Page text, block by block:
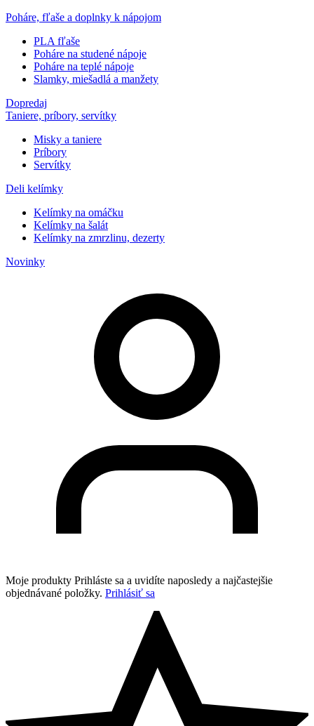
Poháre, fľaše a doplnky k nápojom
PLA fľaše
Poháre na studené nápoje
Poháre na teplé nápoje
Slamky, miešadlá a manžety
Dopredaj
Taniere, príbory, servítky
Misky a taniere
Príbory
Servítky
Deli kelímky
Kelímky na omáčku
Kelímky na šalát
Kelímky na zmrzlinu, dezerty
Novinky
Moje produkty Prihláste sa a uvidíte naposledy a najčastejšie
objednávané položky. Prihlásiť sa